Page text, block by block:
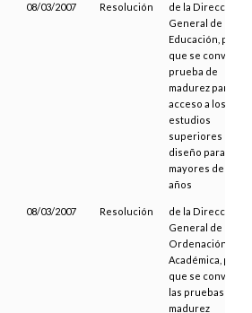
08/03/2007 Resolución
de la Dirección
General de
Educación, por la
que se convoca la
prueba de
madurez para el
acceso a los
estudios
superiores de
diseño para
mayores de 25
años
08/03/2007 Resolución
de la Dirección
General de
Ordenación
Académica, por la
que se convocan
las pruebas de
madurez